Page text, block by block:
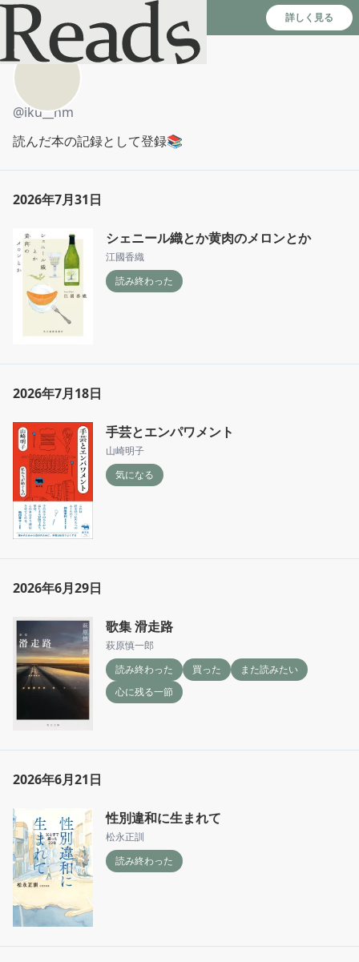
Reads - 読書のSNS＆記録アプリ 詳しく見る
ｉｋｕ
@iku__hm
読んだ本の記録として登録📚
2026年7月31日
シェニール織とか黄肉のメロンとか
江國香織
読み終わった
2026年7月18日
手芸とエンパワメント
山崎明子
気になる
2026年6月29日
歌集 滑走路
萩原慎一郎
読み終わった
買った
また読みたい
心に残る一節
2026年6月21日
性別違和に生まれて
松永正訓
読み終わった